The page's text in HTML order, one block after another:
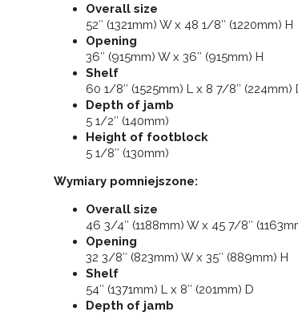
Overall size
52″ (1321mm) W x 48 1/8″ (1220mm) H
Opening
36″ (915mm) W x 36″ (915mm) H
Shelf
60 1/8″ (1525mm) L x 8 7/8″ (224mm)
Depth of jamb
5 1/2″ (140mm)
Height of footblock
5 1/8″ (130mm)
Wymiary pomniejszone:
Overall size
46 3/4″ (1188mm) W x 45 7/8″
Opening
32 3/8″ (823mm) W x 35″ (889mm) H
Shelf
54″ (1371mm) L x 8″ (201mm) D
Depth of jamb